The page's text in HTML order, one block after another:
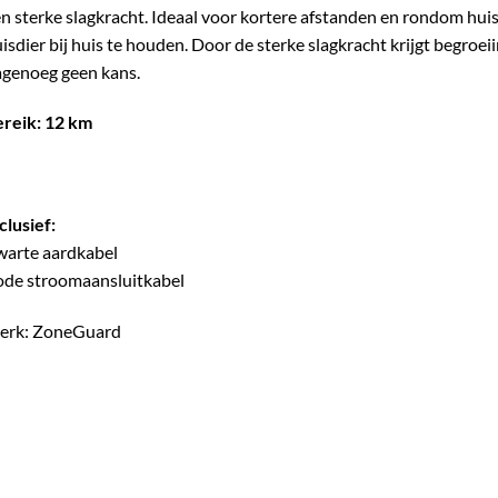
sterke slagkracht. Ideaal voor kortere afstanden en rondom
bij huis te houden. Door de sterke slagkracht krijgt
geen kans.
12 km
aardkabel
stroomaansluitkabel
ZoneGuard